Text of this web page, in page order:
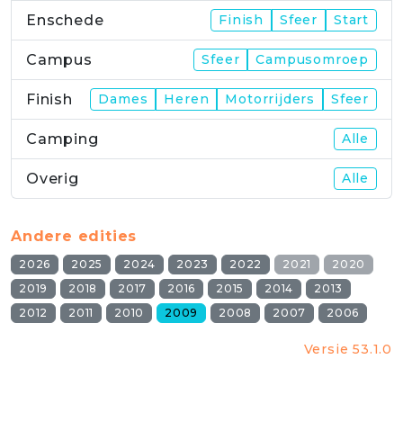
Enschede Finish Sfeer Start
Campus Sfeer Campusomroep
Finish Dames Heren Motorrijders Sfeer
Camping Alle
Overig Alle
Andere edities
2026 2025 2024 2023 2022 2021
2020
2019
2018 2017 2016 2015 2014
2013
2012
2011 2010 2009 2008 2007 2006
Versie 53.1.0